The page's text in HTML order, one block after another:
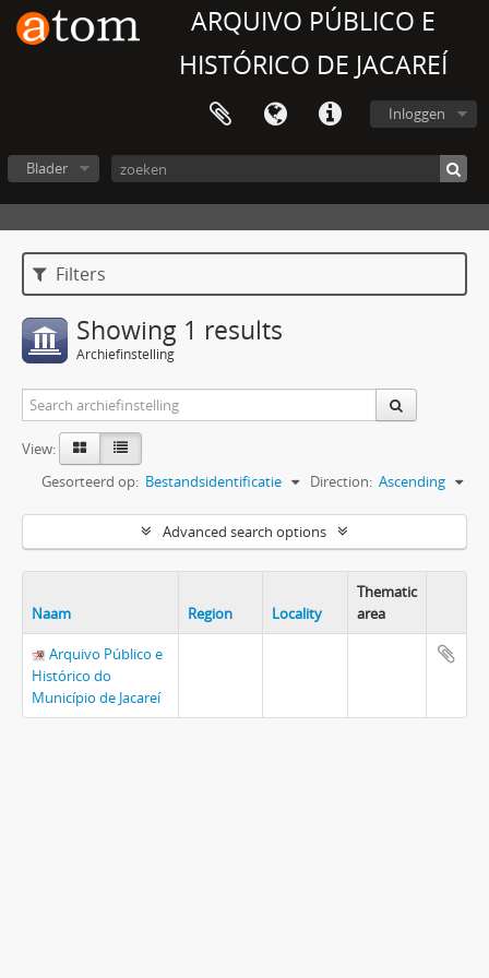
ARQUIVO PÚBLICO E
HISTÓRICO DE JACAREÍ
Inloggen
Blader
Filters
Showing 1 results
Archiefinstelling
View:
Gesorteerd op: Bestandsidentificatie Direction: Ascending
Advanced search options
Naam Region Locality
Thematic
area
Arquivo Público e
Histórico do
Município de Jacareí